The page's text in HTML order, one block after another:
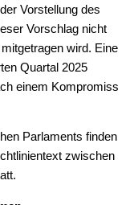
Vorstellung des
Vorschlag nicht
wird. Eine
Quartal 2025
einem Kompromiss
Parlaments finden
zwischen